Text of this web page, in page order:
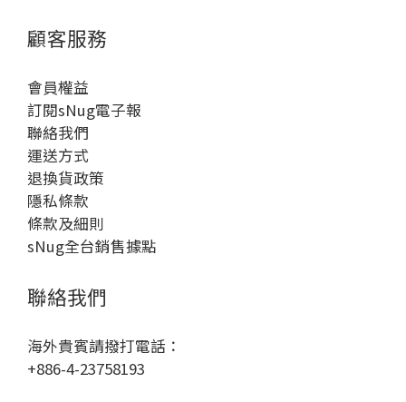
顧客服務
會員權益
訂閱sNug電子報
聯絡我們
運送方式
退換貨政策
隱私條款
條款及細則
sNug全台銷售據點
聯絡我們
海外貴賓請撥打電話：
+886-4-23758193